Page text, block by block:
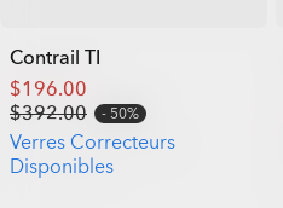
Contrail TI
$196.00
$392.00
50%
Verres Correcteurs
Disponibles